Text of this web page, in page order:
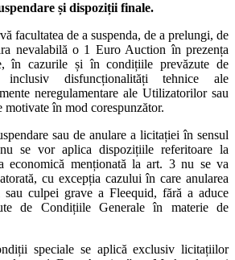
și dispoziții finale.
facultatea de a suspenda, de a prelungi, de
nevalabilă o 1 Euro Auction în prezența
în cazurile și în condițiile prevăzute de
inclusiv disfuncționalități tehnice ale
neregulamentare ale Utilizatorilor sau
motivate în mod corespunzător.
sau de anulare a licitației în sensul
se vor aplica dispozițiile referitoare la
economică menționată la art. 3 nu se va
cu excepția cazului în care anularea
culpei grave a Fleequid, fără a aduce
de Condițiile Generale în materie de
speciale se aplică exclusiv licitațiilor